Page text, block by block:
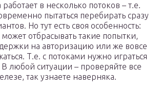
в несколько потоков – т.е.
пытаться перебирать сразу
Но тут есть своя особенность:
отбрасывать такие попытки,
на авторизацию или же вовсе
Т.е. с потоками нужно играться
В любой ситуации – проверяйте все
так узнаете наверняка.